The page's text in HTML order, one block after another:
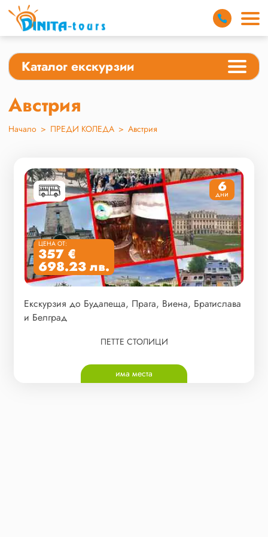
Каталог екскурзии
Австрия
Начало > ПРЕДИ КОЛЕДА > Австрия
6
дни
ЦЕНА ОТ:
357 €
698.23 лв.
Екскурзия до Будапеща, Прага, Виена, Братислава
и Белград
ПЕТТЕ СТОЛИЦИ
има места